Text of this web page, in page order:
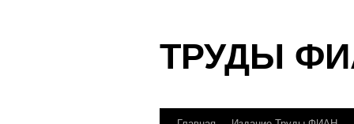
содержимому
ТРУДЫ